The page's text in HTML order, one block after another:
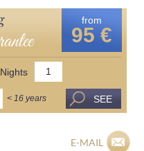
from
95 €
Nights
< 16 years SEE
E-MAIL